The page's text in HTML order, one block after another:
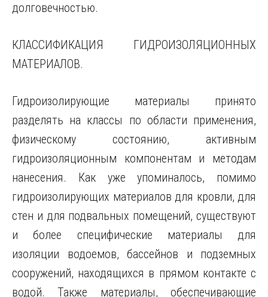
долговечностью.
КЛАССИФИКАЦИЯ ГИДРОИЗОЛЯЦИОННЫХ
МАТЕРИАЛОВ.
Гидроизолирующие материалы принято
разделять на классы по области применения,
физическому состоянию, активным
гидроизоляционным компонентам и методам
нанесения. Как уже упоминалось, помимо
гидроизолирующих материалов для кровли, для
стен и для подвальных помещений, существуют
и более специфические материалы для
изоляции водоемов, бассейнов и подземных
сооружений, находящихся в прямом контакте с
водой. Также материалы, обеспечивающие